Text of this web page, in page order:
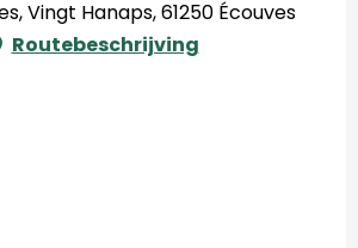
Vingt Hanaps, 61250 Écouves
Routebeschrijving